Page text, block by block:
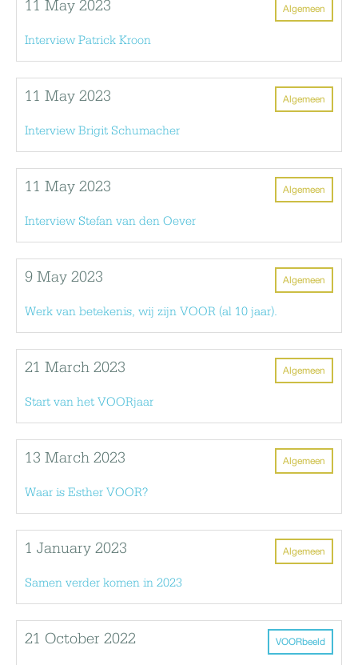
Algemeen
11 May 2023
Interview Patrick Kroon
Algemeen
11 May 2023
Interview Brigit Schumacher
Algemeen
11 May 2023
Interview Stefan van den Oever
Algemeen
9 May 2023
Werk van betekenis, wij zijn VOOR (al 10 jaar).
Algemeen
21 March 2023
Start van het VOORjaar
Algemeen
13 March 2023
Waar is Esther VOOR?
Algemeen
1 January 2023
Samen verder komen in 2023
VOORbeeld
21 October 2022